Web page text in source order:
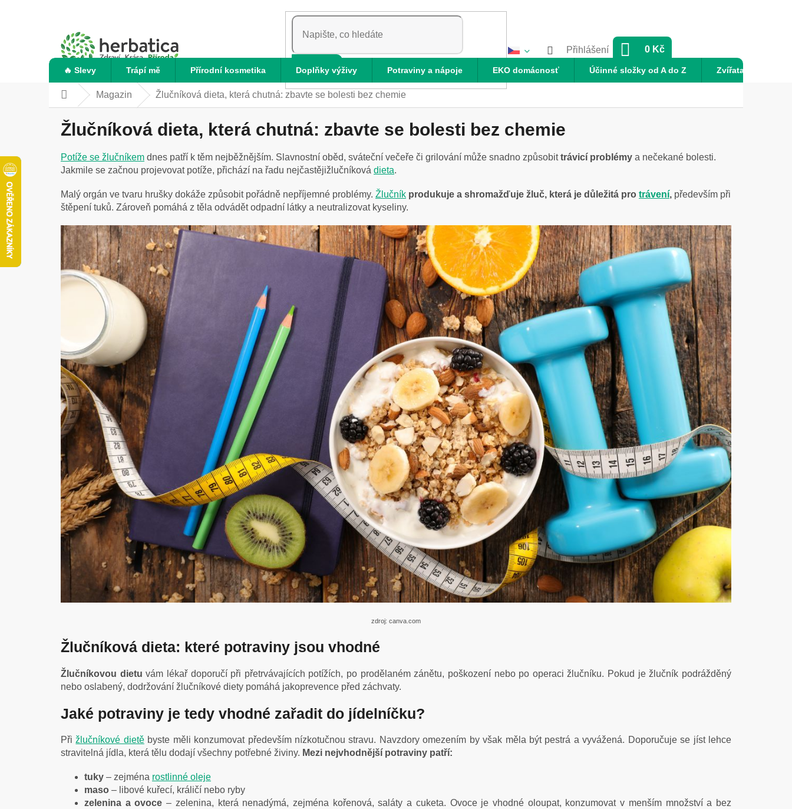
HLEDAT
Přihlášení
NÁKUPNÍ
0 Kč
🔥 Slevy Trápí mě Přírodní kosmetika Doplňky výživy Potraviny a nápoje EKO domácnosť Účinné složky od A do Z Zvířata
Domů Magazin Žlučníková dieta, která chutná: zbavte se bolesti bez chemie
Žlučníková dieta, která chutná: zbavte se bolesti bez chemie
Potíže se žlučníkem dnes patří k těm nejběžnějším. Slavnostní oběd, sváteční večeře či grilování může snadno způsobittrávicí problémy a nečekané bolesti.
Jakmile se začnou projevovat potíže, přichází na řadu nejčastějižlučníková dieta.
Malý orgán ve tvaru hrušky dokáže způsobit pořádně nepříjemné problémy. Žlučník produkuje a shromažďuje žluč, která je důležitá pro trávení, především při
štěpení tuků. Zároveň pomáhá z těla odvádět odpadní látky a neutralizovat kyseliny.
zdroj: canva.com
Žlučníková dieta: které potraviny jsou vhodné
Žlučníkovou dietu vám lékař doporučí při přetrvávajících potížích, po prodělaném zánětu, poškození nebo po operaci žlučníku. Pokud je žlučník podrážděný
nebo oslabený, dodržování žlučníkové diety pomáhá jakoprevence před záchvaty.
Jaké potraviny je tedy vhodné zařadit do jídelníčku?
Přižlučníkové dietěbyste měli konzumovat především nízkotučnou stravu. Navzdory omezením by však měla být pestrá a vyvážená. Doporučuje se jíst lehce
stravitelná jídla, která tělu dodají všechny potřebné živiny. Mezi nejvhodnější potraviny patří:
tuky – zejména rostlinné oleje
maso – libové kuřecí, králičí nebo ryby
zelenina a ovoce – zelenina, která nenadýmá, zejména kořenová, saláty a cuketa. Ovoce je vhodné oloupat, konzumovat v menším množství a bez